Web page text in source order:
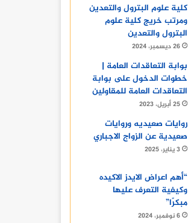
كلية علوم البترول والتعدين
ومرتب خريج كلية علوم
البترول والتعدين
26 ديسمبر، 2024
بوابة التعاقدات العامة |
خطوات الدخول على بوابة
التعاقدات العامة للمقاولين
25 أبريل، 2023
روايات صعيديه وروايات
صعيدية عن الزواج الاجباري
3 يناير، 2025
“أهم اعراض الايدز الاكيده
وكيفية التعرف عليها
مبكرًا”
6 نوفمبر، 2024